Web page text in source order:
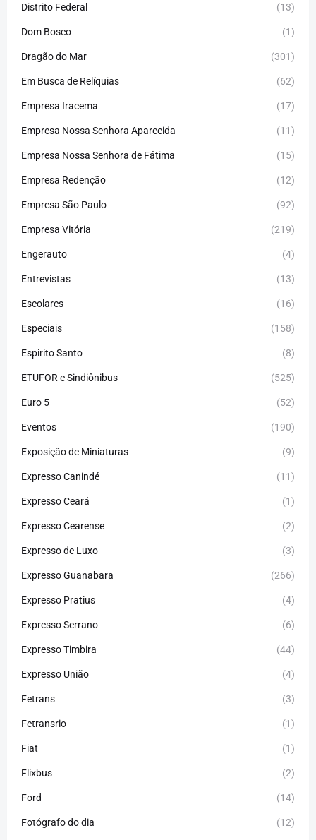
Distrito Federal (13)
Dom Bosco (1)
Dragão do Mar (301)
Em Busca de Relíquias (62)
Empresa Iracema (17)
Empresa Nossa Senhora Aparecida (11)
Empresa Nossa Senhora de Fátima (15)
Empresa Redenção (12)
Empresa São Paulo (92)
Empresa Vitória (219)
Engerauto (4)
Entrevistas (13)
Escolares (16)
Especiais (158)
Espirito Santo (8)
ETUFOR e Sindiônibus (525)
Euro 5 (52)
Eventos (190)
Exposição de Miniaturas (9)
Expresso Canindé (11)
Expresso Ceará (1)
Expresso Cearense (2)
Expresso de Luxo (3)
Expresso Guanabara (266)
Expresso Pratius (4)
Expresso Serrano (6)
Expresso Timbira (44)
Expresso União (4)
Fetrans (3)
Fetransrio (1)
Fiat (1)
Flixbus (2)
Ford (14)
Fotógrafo do dia (12)